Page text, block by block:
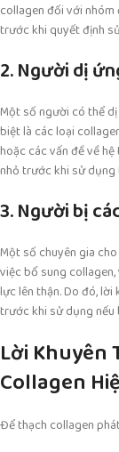
collagen đối với nhóm
trước khi quyết định
2. Người dị
Một số người có thể
biệt là các loại
hoặc các vấn đề về
nhỏ trước khi sử dụng
3. Người bị
Một số chuyên gia
việc bổ sung
lực lên thận. Do đó,
trước khi sử dụng nếu
Lời Khuyên
Collagen
Để thạch collagen